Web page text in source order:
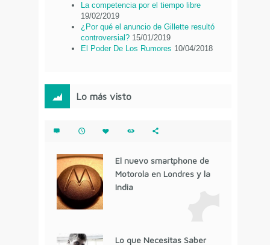
La competencia por el tiempo libre
19/02/2019
¿Por qué el anuncio de Gillette resultó
controversial? 15/01/2019
El Poder De Los Rumores 10/04/2018
Lo más visto
El nuevo smartphone de
Motorola en Londres y la
India
Lo que Necesitas Saber